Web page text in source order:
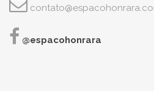
@espacohonrara